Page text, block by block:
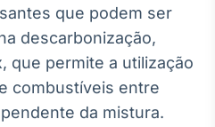
Broadcast
plataforma para
analisar fundos
que podem ser
descarbonização,
que permite a utilização
combustíveis entre
da mistura.